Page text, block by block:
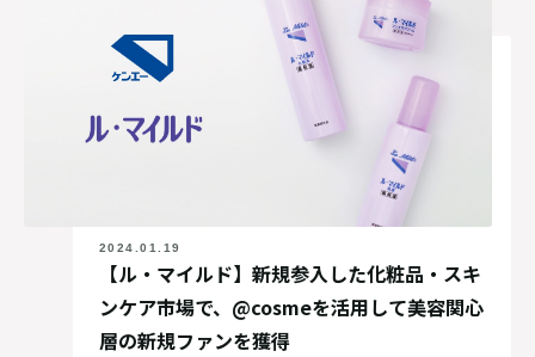
2024.01.19
【ル・マイルド】新規参入した化粧品・スキ
ンケア市場で、@cosmeを活用して美容関心
層の新規ファンを獲得